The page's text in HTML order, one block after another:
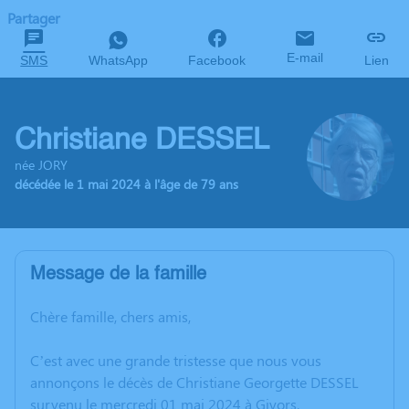
Partager
SMS WhatsApp Facebook E-mail Lien
Christiane DESSEL
née JORY
décédée le 1 mai 2024 à l'âge de 79 ans
Message de la famille
Chère famille, chers amis,
C’est avec une grande tristesse que nous vous
annonçons le décès de Christiane Georgette DESSEL
survenu le mercredi 01 mai 2024 à Givors.